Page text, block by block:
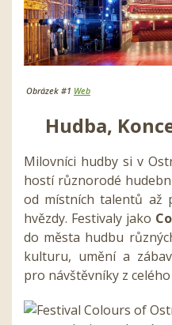
Obrázek #1 Web
Hudba,
Milovníci hudby si v
hostí různorodé
od místních talentů až
hvězdy. Festivaly jako
do města hudbu
kulturu, umění a
pro návštěvníky z celého